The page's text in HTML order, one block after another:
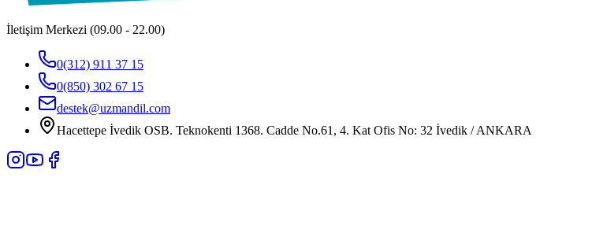
İletişim Merkezi (09.00 - 22.00)
0(312) 911 37 15
0(850) 302 67 15
destek@uzmandil.com
Hacettepe İvedik OSB. Teknokenti 1368. Cadde No.61, 4. Kat Ofis No: 32 İvedik / ANKARA